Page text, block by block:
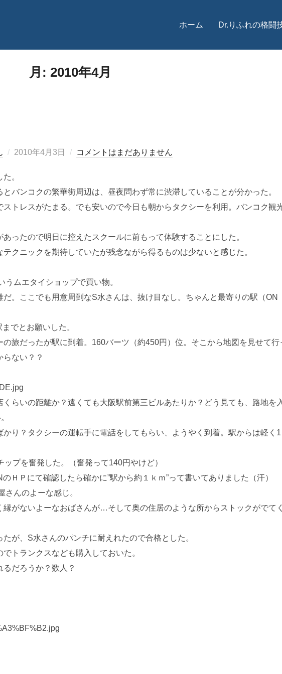
ホーム Dr.りふれの格闘
月: 2010年4月
投
日:
2010年4月3日 コメントはまだありません
。
バンコクの繁華街周辺は、昼夜問わず常に渋滞していることが分かった。
トレスがたまる。でも安いので今日も朝からタクシーを利用。バンコク観
ったので明日に控えたスクールに前もって体験することにした。
クニックを期待していたが残念ながら得るものは少ないと感じた。
うムエタイショップで買い物。
だ。ここでも用意周到なS水さんは、抜け目なし。ちゃんと最寄りの駅（
でとお願いした。
旅だったが駅に到着。160バーツ（約450円）位。そこから地図を見せて行
ない？？
らいの距離か？遠くても大阪駅前第三ビルあたりか？どう見ても、路地を
り？タクシーの運転手に電話をしてもらい、ようやく到着。駅からは軽く
プを奮発した。（奮発って140円やけど）
ＨＰにて確認したら確かに”駅から約１ｋｍ”って書いてありました（汗）
んのよーな感じ。
がないよーなおばさんが…そして奥の住居のような所からストックがでて
が、S水さんのパンチに耐えれたので合格とした。
トランクスなども購入しておいた。
だろうか？数人？